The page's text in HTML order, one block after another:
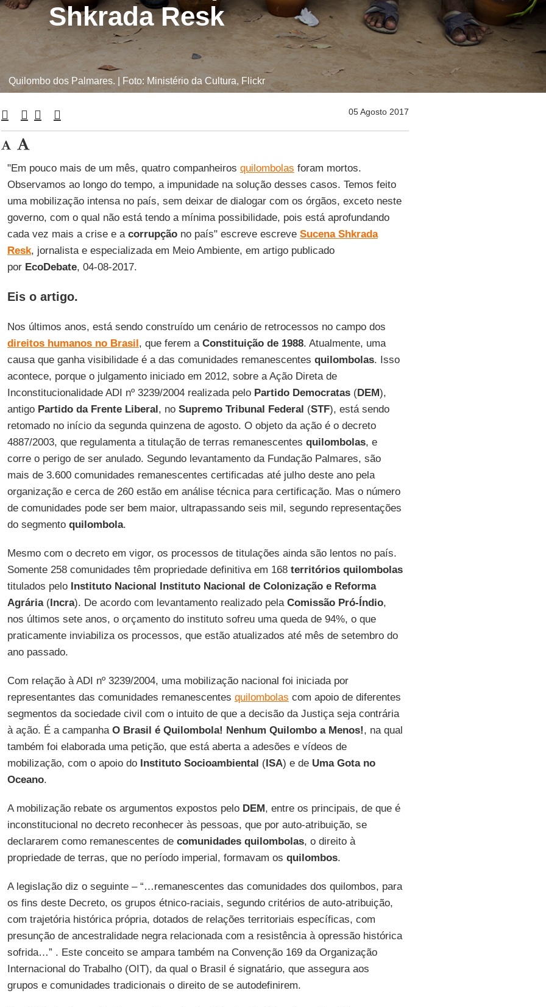
Shkrada Resk
Quilombo dos Palmares. | Foto: Ministério da Cultura, Flickr
05 Agosto 2017
"Em pouco mais de um mês, quatro companheiros quilombolas foram mortos.
Observamos ao longo do tempo, a impunidade na solução desses casos. Temos feito
uma mobilização intensa no país, sem deixar de dialogar com os órgãos, exceto neste
governo, com o qual não está tendo a mínima possibilidade, pois está aprofundando
cada vez mais a crise e a corrupçãono país" escreve escreve Sucena Shkrada
Resk, jornalista e especializada em Meio Ambiente, em artigo publicado
por EcoDebate, 04-08-2017.
Eis o artigo.
Nos últimos anos, está sendo construído um cenário de retrocessos no campo dos
direitos humanos no Brasil, que ferem a Constituição de 1988. Atualmente, uma
causa que ganha visibilidade é a das comunidades remanescentes quilombolas. Isso
acontece, porque o julgamento iniciado em 2012, sobre a Ação Direta de
Inconstitucionalidade ADI nº 3239/2004 realizada pelo Partido Democratas(DEM),
antigo Partido da Frente Liberal, no Supremo Tribunal Federal (STF), está sendo
retomado no início da segunda quinzena de agosto. O objeto da ação é o decreto
4887/2003, que regulamenta a titulação de terras remanescentes quilombolas, e
corre o perigo de ser anulado. Segundo levantamento da Fundação Palmares, são
mais de 3.600 comunidades remanescentes certificadas até julho deste ano pela
organização e cerca de 260 estão em análise técnica para certificação. Mas o número
de comunidades pode ser bem maior, ultrapassando seis mil, segundo representações
do segmento quilombola.
Mesmo com o decreto em vigor, os processos de titulações ainda são lentos no país.
Somente 258 comunidades têm propriedade definitiva em 168 territórios quilombolas
titulados pelo Instituto Nacional Instituto Nacional de Colonização e Reforma
Agrária(Incra). De acordo com levantamento realizado pela Comissão Pró-Índio,
nos últimos sete anos, o orçamento do instituto sofreu uma queda de 94%, o que
praticamente inviabiliza os processos, que estão atualizados até mês de setembro do
ano passado.
Com relação à ADI nº 3239/2004, uma mobilização nacional foi iniciada por
representantes das comunidades remanescentes quilombolas com apoio de diferentes
segmentos da sociedade civil com o intuito de que a decisão da Justiça seja contrária
à ação. É a campanha O Brasil é Quilombola! Nenhum Quilombo a Menos!, na qual
também foi elaborada uma petição, que está aberta a adesões e vídeos de
mobilização, com o apoio do Instituto Socioambiental (ISA) e de Uma Gota no
Oceano.
A mobilização rebate os argumentos expostos pelo DEM, entre os principais, de que é
inconstitucional no decreto reconhecer às pessoas, que por auto-atribuição, se
declararem como remanescentes de comunidades quilombolas, o direito à
propriedade de terras, que no período imperial, formavam os quilombos.
A legislação diz o seguinte – “…remanescentes das comunidades dos quilombos, para
os fins deste Decreto, os grupos étnico-raciais, segundo critérios de auto-atribuição,
com trajetória histórica própria, dotados de relações territoriais específicas, com
presunção de ancestralidade negra relacionada com a resistência à opressão histórica
sofrida…” . Este conceito se ampara também na Convenção 169 da Organização
Internacional do Trabalho (OIT), da qual o Brasil é signatário, que assegura aos
grupos e comunidades tradicionais o direito de se autodefinirem.